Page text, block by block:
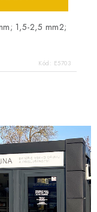
1,5-2,5 mm2;
Kód: E5703